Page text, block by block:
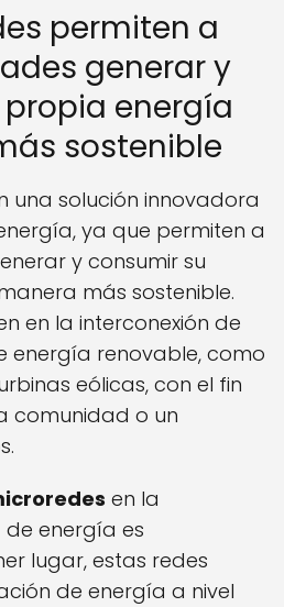
permiten a
generar y
energía
sostenible
una solución innovadora
ya que permiten a
y consumir su
más sostenible.
en la interconexión de
energía renovable, como
eólicas, con el fin
comunidad o un
en la
energía es
lugar, estas redes
de energía a nivel